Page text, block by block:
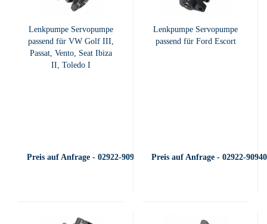
Lenkpumpe Servopumpe
passend für VW Golf III,
Passat, Vento, Seat Ibiza
II, Toledo I
Preis auf Anfrage - 02922-909400
Lenkpumpe Servopumpe
passend für Ford Escort
Preis auf Anfrage - 02922-